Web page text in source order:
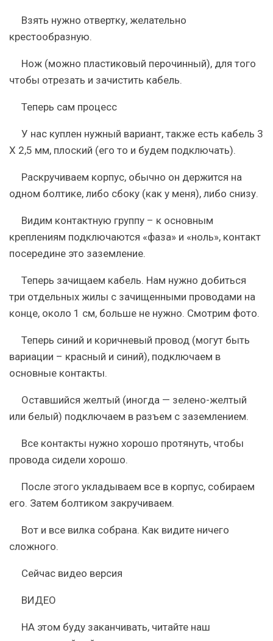
Взять нужно отвертку, желательно
крестообразную.
Нож (можно пластиковый перочинный), для того
чтобы отрезать и зачистить кабель.
Теперь сам процесс
У нас куплен нужный вариант, также есть кабель 3
Х 2,5 мм, плоский (его то и будем подключать).
Раскручиваем корпус, обычно он держится на
одном болтике, либо сбоку (как у меня), либо снизу.
Видим контактную группу – к основным
креплениям подключаются «фаза» и «ноль», контакт
посередине это заземление.
Теперь зачищаем кабель. Нам нужно добиться
три отдельных жилы с зачищенными проводами на
конце, около 1 см, больше не нужно. Смотрим фото.
Теперь синий и коричневый провод (могут быть
вариации – красный и синий), подключаем в
основные контакты.
Оставшийся желтый (иногда — зелено-желтый
или белый) подключаем в разъем с заземлением.
Все контакты нужно хорошо протянуть, чтобы
провода сидели хорошо.
После этого укладываем все в корпус, собираем
его. Затем болтиком закручиваем.
Вот и все вилка собрана. Как видите ничего
сложного.
Сейчас видео версия
ВИДЕО
НА этом буду заканчивать, читайте наш